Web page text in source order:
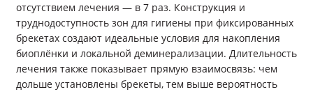
отсутствием лечения — в 7 раз. Конструкция и
труднодоступность зон для гигиены при фиксированных
брекетах создают идеальные условия для накопления
биоплёнки и локальной деминерализации. Длительность
лечения также показывает прямую взаимосвязь: чем
дольше установлены брекеты, тем выше вероятность